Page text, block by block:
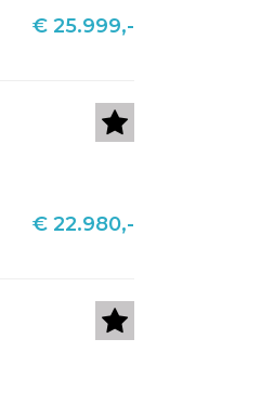
€ 25.999,-
€ 22.980,-